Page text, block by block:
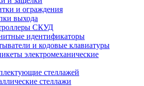
и ограждения
выхода
СКУД
идентификаторы
и кодовые клавиатуры
электромеханические
стеллажей
стеллажи